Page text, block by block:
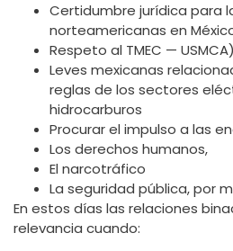
Certidumbre jurídica para
norteamericanas en
Respeto al TMEC — USMCA)
Leves mexicanas
reglas de los sectores
hidrocarburos
Procurar el impulso a las
Los derechos humanos,
El narcotráfico
La seguridad pública, por
En estos días las relaciones
relevancia cuando: